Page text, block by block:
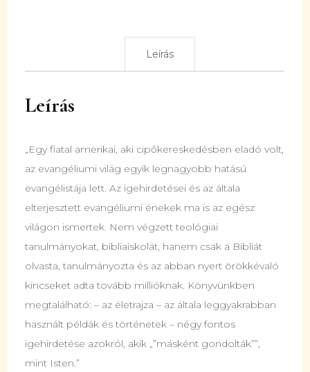
Leírás
Leírás
„Egy fiatal amerikai, aki cipőkeres­kedésben eladó volt,
az evangéliumi világ egyik legnagyobb hatású
evangélistája lett. Az igehirdetései és az általa
elterjesztett evangéliumi énekek ma is az egész
világon ismertek. Nem végzett teológiai
tanulmányokat, bibliaiskolát, hanem csak a Bibliát
olvasta, tanulmányozta és az abban nyert örökkévaló
kincseket adta tovább millióknak. Könyvünkben
megtalálható: – az életrajza – az általa leggyakrabban
használt példák és történetek – négy fontos
igehirdetése azokról, akik „”másként gondolták””,
mint Isten.”